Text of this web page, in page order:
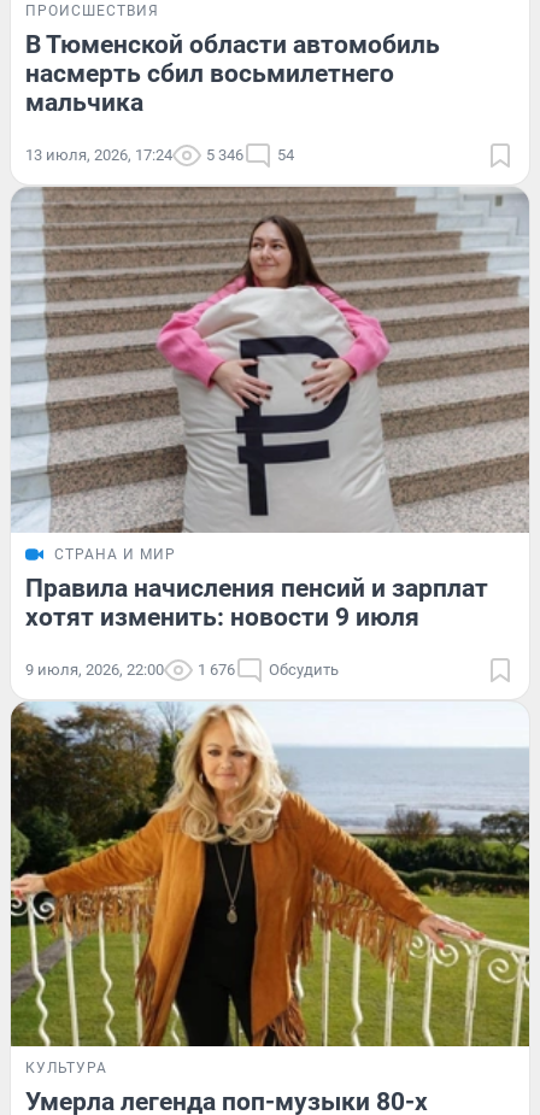
ПРОИСШЕСТВИЯ
В Тюменской области автомобиль
насмерть сбил восьмилетнего
мальчика
13 июля, 2026, 17:24 5 346 54
СТРАНА И МИР
Правила начисления пенсий и зарплат
хотят изменить: новости 9 июля
9 июля, 2026, 22:00 1 676 Обсудить
КУЛЬТУРА
Умерла легенда поп-музыки 80-х